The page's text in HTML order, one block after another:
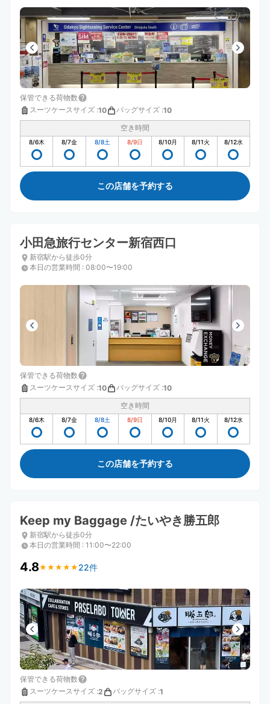
保管できる荷物数
スーツケースサイズ :10 バッグサイズ :10
空き時間
8/6木 8/7金 8/8土 8/9日 8/10月 8/11火 8/12水
この店舗を予約する
小田急旅行センター新宿西口
新宿駅から徒歩0分
本日の営業時間 : 08:00〜19:00
保管できる荷物数
スーツケースサイズ :10 バッグサイズ :10
空き時間
8/6木 8/7金 8/8土 8/9日 8/10月 8/11火 8/12水
この店舗を予約する
Keep my Baggage /たいやき勝五郎
新宿駅から徒歩0分
本日の営業時間 : 11:00〜22:00
4.8★ ★ ★ ★ ★
★ ★ ★ ★ ★ 22件
保管できる荷物数
スーツケースサイズ :2 バッグサイズ :1